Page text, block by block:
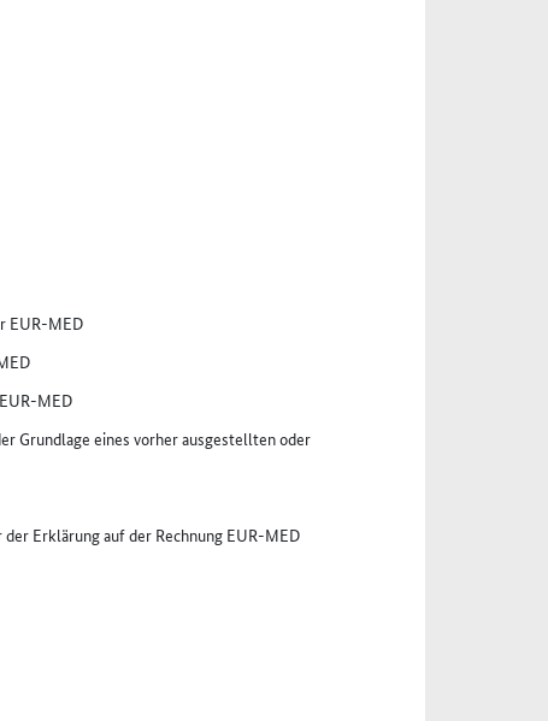
EUR-MED
MED
Grundlage eines vorher ausgestellten oder
Erklärung auf der Rechnung EUR-MED